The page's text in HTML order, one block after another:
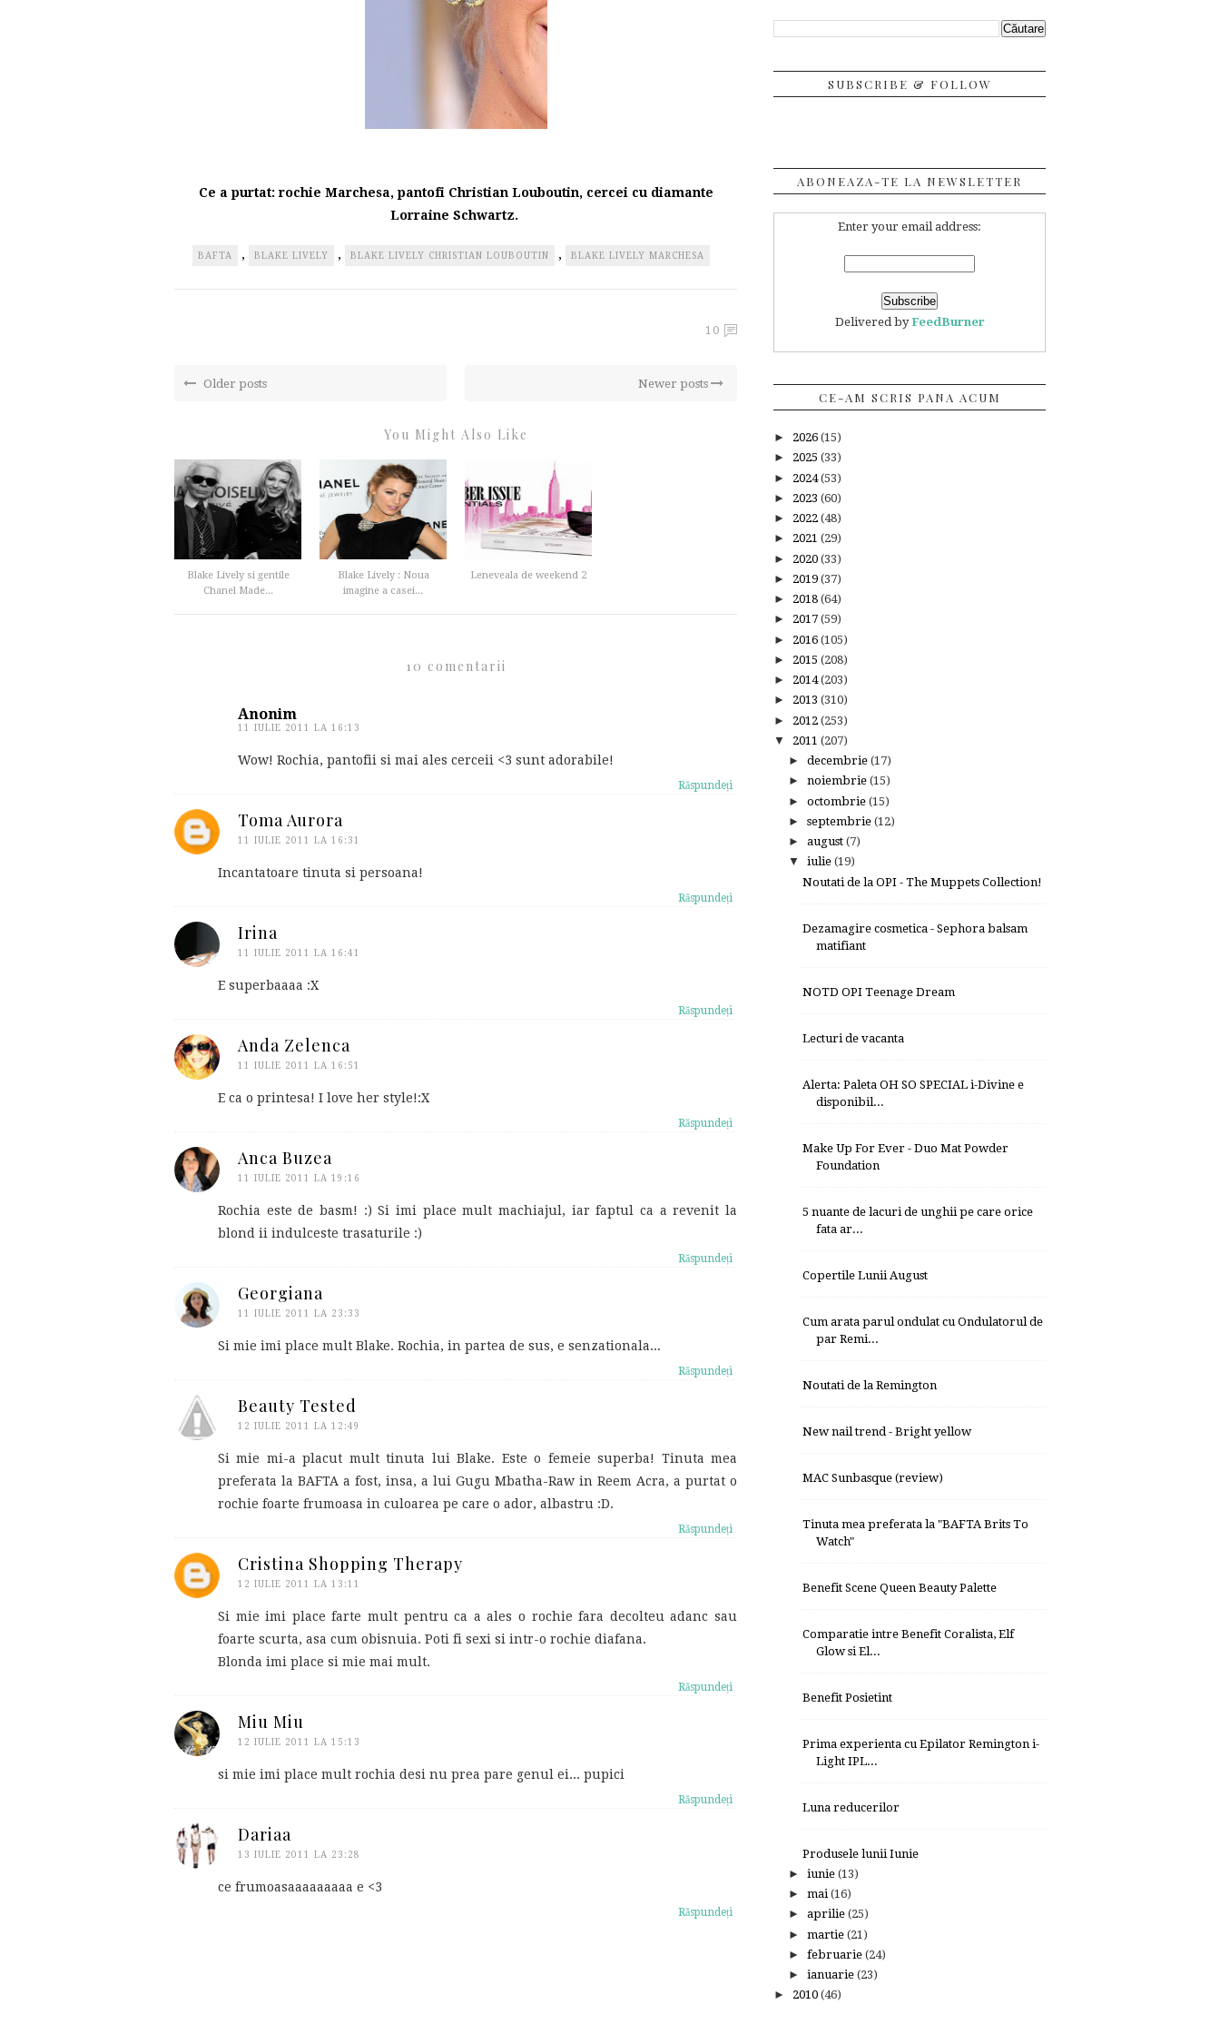
Ce a purtat: rochie Marchesa, pantofi Christian Louboutin, cercei cu diamante
Lorraine Schwartz.
BAFTA , BLAKE LIVELY , BLAKE LIVELY CHRISTIAN LOUBOUTIN , BLAKE LIVELY MARCHESA
10
Older posts Newer posts
You Might Also Like
Blake Lively si gentile
Chanel Made...
Blake Lively : Noua
imagine a casei...
Leneveala de weekend 2
10 comentarii
Anonim
11 IULIE 2011 LA 16:13
Wow! Rochia, pantofii si mai ales cerceii <3 sunt adorabile!
Răspundeți
Toma Aurora
11 IULIE 2011 LA 16:31
Incantatoare tinuta si persoana!
Răspundeți
Irina
11 IULIE 2011 LA 16:41
E superbaaaa :X
Răspundeți
Anda Zelenca
11 IULIE 2011 LA 16:51
E ca o printesa! I love her style!:X
Răspundeți
Anca Buzea
11 IULIE 2011 LA 19:16
Rochia este de basm! :) Si imi place mult machiajul, iar faptul ca a revenit la
blond ii indulceste trasaturile :)
Răspundeți
Georgiana
11 IULIE 2011 LA 23:33
Si mie imi place mult Blake. Rochia, in partea de sus, e senzationala...
Răspundeți
Beauty Tested
12 IULIE 2011 LA 12:49
Si mie mi-a placut mult tinuta lui Blake. Este o femeie superba! Tinuta mea
preferata la BAFTA a fost, insa, a lui Gugu Mbatha-Raw in Reem Acra, a purtat o
rochie foarte frumoasa in culoarea pe care o ador, albastru :D.
Răspundeți
Cristina Shopping Therapy
12 IULIE 2011 LA 13:11
Si mie imi place farte mult pentru ca a ales o rochie fara decolteu adanc sau
foarte scurta, asa cum obisnuia. Poti fi sexi si intr-o rochie diafana.
Blonda imi place si mie mai mult.
Răspundeți
Miu Miu
12 IULIE 2011 LA 15:13
si mie imi place mult rochia desi nu prea pare genul ei... pupici
Răspundeți
Dariaa
13 IULIE 2011 LA 23:28
ce frumoasaaaaaaaaa e <3
Răspundeți
SUBSCRIBE & FOLLOW
ABONEAZA-TE LA NEWSLETTER
Enter your email address:
Delivered byFeedBurner
CE-AM SCRIS PANA ACUM
► 2026 (15)
► 2025 (33)
► 2024(53)
► 2023 (60)
► 2022 (48)
► 2021 (29)
► 2020 (33)
► 2019 (37)
► 2018 (64)
► 2017 (59)
► 2016 (105)
► 2015 (208)
► 2014(203)
► 2013 (310)
► 2012 (253)
▼ 2011 (207)
► decembrie (17)
► noiembrie (15)
► octombrie (15)
► septembrie (12)
► august (7)
▼ iulie (19)
Noutati de la OPI - The Muppets Collection!
Dezamagire cosmetica - Sephora balsam
matifiant
NOTD OPI Teenage Dream
Lecturi de vacanta
Alerta: Paleta OH SO SPECIAL i-Divine e
disponibil...
Make Up For Ever - Duo Mat Powder
Foundation
5 nuante de lacuri de unghii pe care orice
fata ar...
Copertile Lunii August
Cum arata parul ondulat cu Ondulatorul de
par Remi...
Noutati de la Remington
New nail trend - Bright yellow
MAC Sunbasque (review)
Tinuta mea preferata la "BAFTA Brits To
Watch"
Benefit Scene Queen Beauty Palette
Comparatie intre Benefit Coralista, Elf
Glow si El...
Benefit Posietint
Prima experienta cu Epilator Remington i-
Light IPL...
Luna reducerilor
Produsele lunii Iunie
► iunie (13)
► mai(16)
► aprilie (25)
► martie (21)
► februarie (24)
► ianuarie (23)
► 2010 (46)